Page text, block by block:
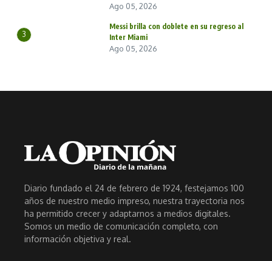
Ago 05, 2026
3
Messi brilla con doblete en su regreso al
Inter Miami
Ago 05, 2026
Diario fundado el 24 de febrero de 1924, festejamos 100
años de nuestro medio impreso, nuestra trayectoria nos
ha permitido crecer y adaptarnos a medios digitales.
Somos un medio de comunicación completo, con
información objetiva y real.